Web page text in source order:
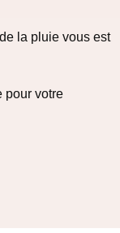
la pluie vous est
pour votre